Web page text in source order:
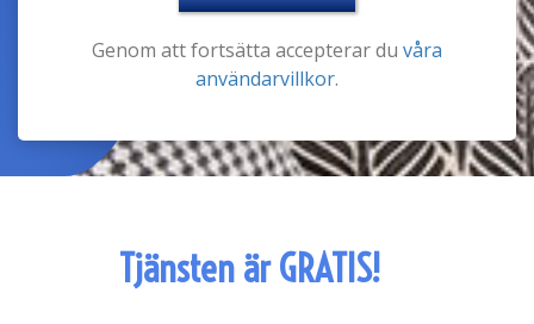
Genom att fortsätta accepterar du våra
användarvillkor.
Tjänsten är GRATIS!